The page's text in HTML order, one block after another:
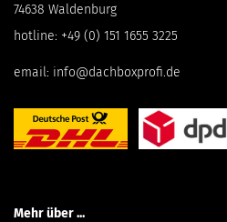
74638 Waldenburg
hotline: +49 (0) 151 1655 3225
email: info@dachboxprofi.de
Mehr über ...